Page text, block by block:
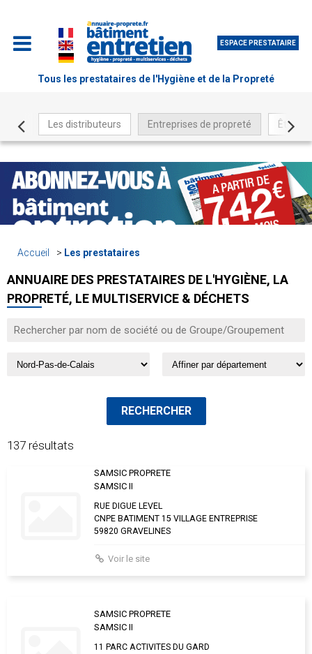
ESPACE PRESTATAIRE
Tous les prestataires de l'Hygiène et de la Propreté
Les distributeurs Entreprises de propreté Être
Accueil Les prestataires
ANNUAIRE DES PRESTATAIRES DE L'HYGIÈNE, LA
PROPRETÉ, LE MULTISERVICE & DÉCHETS
137 résultats
SAMSIC PROPRETE
SAMSIC II
RUE DIGUE LEVEL
CNPE BATIMENT 15 VILLAGE ENTREPRISE
59820 GRAVELINES
Voir le site
SAMSIC PROPRETE
SAMSIC II
11 PARC ACTIVITES DU GARD